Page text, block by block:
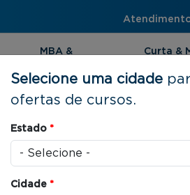
MBA &
Curta &
Selecione uma cidade
ofertas de cursos.
Estado *
Cidade *